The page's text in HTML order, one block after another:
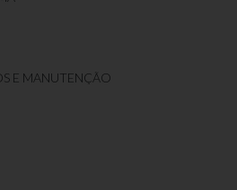
E MANUTENÇÃO